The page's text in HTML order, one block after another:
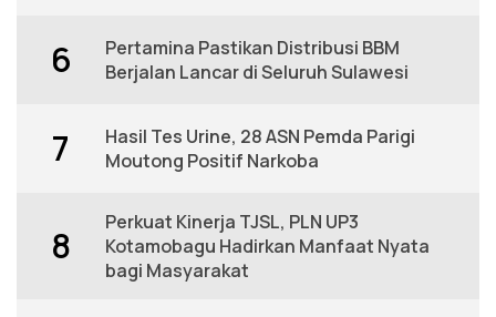
6
Pertamina Pastikan Distribusi BBM
Berjalan Lancar di Seluruh Sulawesi
7
Hasil Tes Urine, 28 ASN Pemda Parigi
Moutong Positif Narkoba
8
Perkuat Kinerja TJSL, PLN UP3
Kotamobagu Hadirkan Manfaat Nyata
bagi Masyarakat